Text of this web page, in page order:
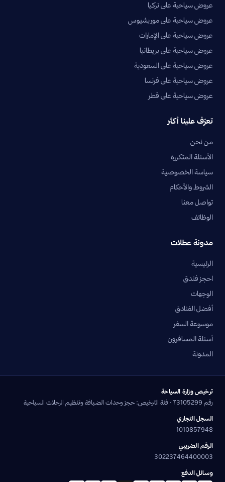
عروض سياحية على تركيا
عروض سياحية على موريشيوس
عروض سياحية على الإمارات
عروض سياحية على بريطانيا
عروض سياحية على السعودية
عروض سياحية على فرنسا
عروض سياحية على قطر
تعرّف علينا أكثر
من نحن
الأسئلة المتكررة
سياسة الخصوصية
الشروط والأحكام
تواصل معنا
الوظائف
مدونة عطلات
الرئيسية
احجز فندق
الوجهات
أفضل الفنادق
موسوعة السفر
أسئلة المسافرون
المدونة
ترخيص وزارة السياحة
رقم 73105299 · فئة الترخيص: حجز وحدات الضيافة وتنظيم الرحلات السياحية
السجل التجاري
1010857948
الرقم الضريبي
302237464400003
وسائل الدفع